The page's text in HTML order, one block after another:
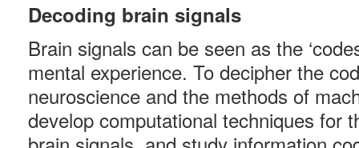
Decoding brain signals
Brain signals can be seen as the
mental experience. To decipher the
neuroscience and the methods of
develop computational techniques for